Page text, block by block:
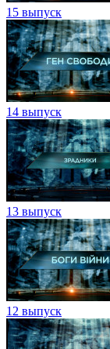
15 выпуск
14 выпуск
13 выпуск
12 выпуск